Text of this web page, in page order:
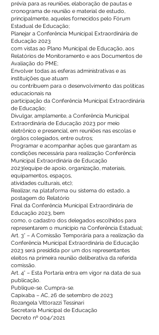
prévia para as reuniões, elaboração de pautas e
cronograma de reunião e material de estudo,
principalmente, aqueles fornecidos pelo Fórum
Estadual de Educação;
Planejar a Conferência Municipal Extraordinária de
Educação 2023
com vistas ao Plano Municipal de Educação, aos
Relatórios de Monitoramento e aos Documentos de
Avaliação do PME;
Envolver todas as esferas administrativas e as
instituições que atuam
ou contribuem para o desenvolvimento das políticas
educacionais na
participação da Conferência Municipal Extraordinária
de Educação;
Divulgar, amplamente, a Conferência Municipal
Extraordinária de Educação 2023 por meio
eletrônico e presencial, em reuniões nas escolas e
órgãos colegiados, entre outros;
Programar e acompanhar ações que garantam as
condições necessária para realização Conferência
Municipal Extraordinária de Educação
2023(equipe de apoio, organização, materiais,
equipamentos, espaços,
atividades culturais, etc);
Realizar, na plataforma ou sistema do estado, a
postagem do Relatório
Final da Conferência Municipal Extraordinária de
Educação 2023, bem
como, o cadastro dos delegados escolhidos para
representarem o município na Conferência Estadual;
Art. 3° – A Comissão Temporária para a realização da
Conferência Municipal Extraordinária de Educação
2023 será presidida por um dos representantes
eleitos na primeira reunião deliberativa da referida
comissão.
Art. 4° – Esta Portaria entra em vigor na data de sua
publicação.
Publique-se. Cumpra-se.
Capixaba – AC, 26 de setembro de 2023
Rozangela Vittorazzi Tessinari
Secretaria Municipal de Educação
Decreto nº 004/2021